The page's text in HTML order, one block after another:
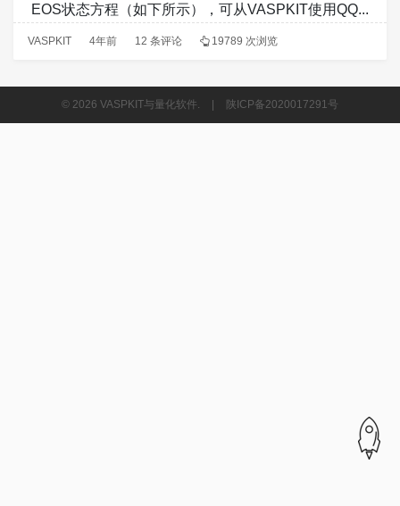
EOS状态方程（如下所示），可从VASPKIT使用QQ...
VASPKIT 4年前 12 条评论 19789 次浏览
© 2026 VASPKIT与量化软件 | 陕ICP备2020017291号